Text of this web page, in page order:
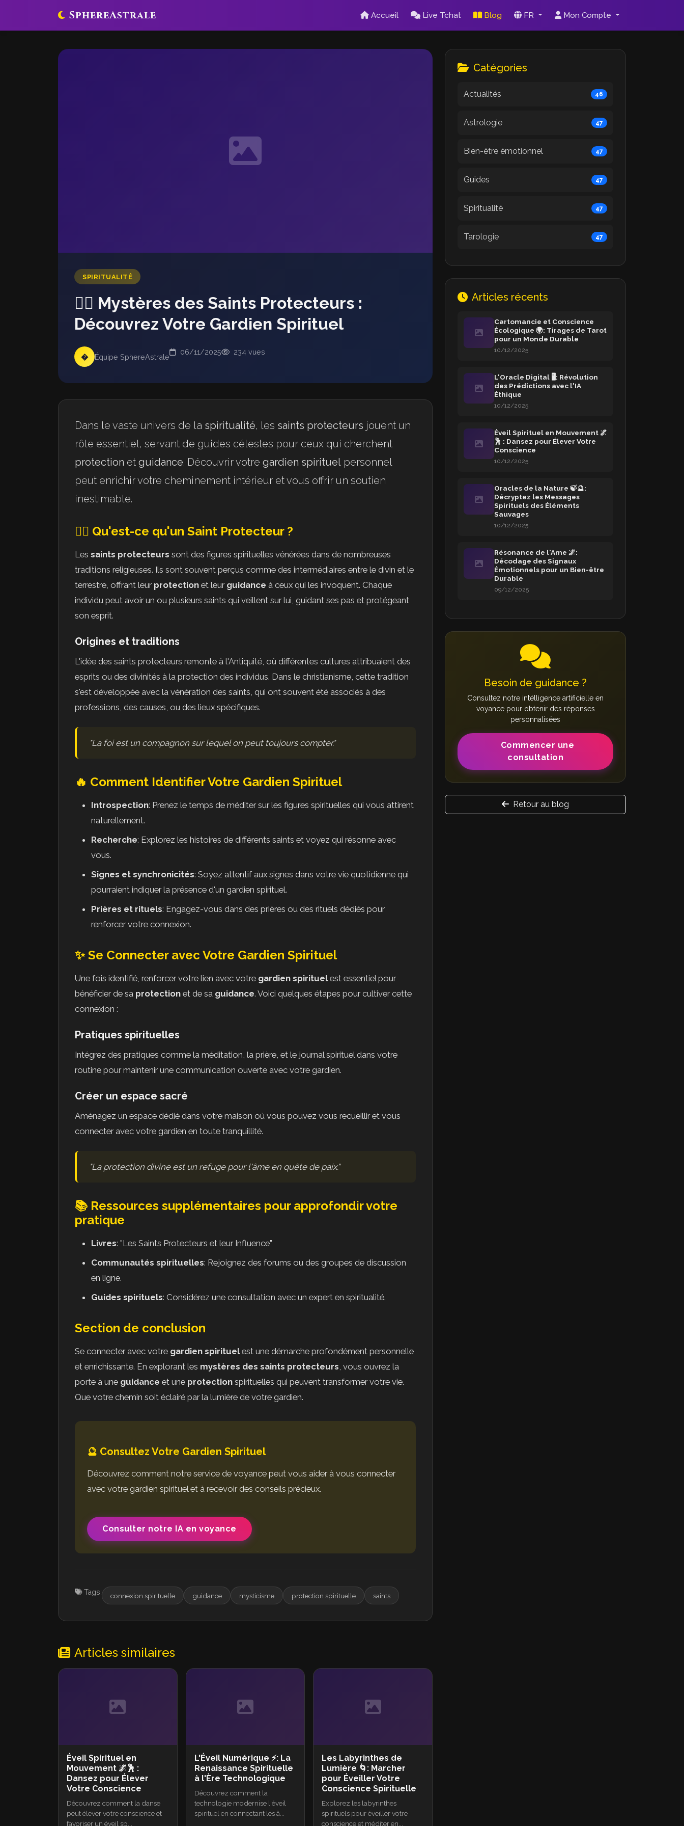
SphereAstrale Accueil Live Tchat Blog FR Mon Compte
SPIRITUALITÉ
🧙‍♀️ Mystères des Saints Protecteurs :
Découvrez Votre Gardien Spirituel
� Équipe SphereAstrale
06/11/2025 234 vues
Dans le vaste univers de la spiritualité, les saints protecteurs jouent un
rôle essentiel, servant de guides célestes pour ceux qui cherchent
protection et guidance. Découvrir votre gardien spirituel personnel
peut enrichir votre cheminement intérieur et vous offrir un soutien
inestimable.
🧙‍♀️ Qu'est-ce qu'un Saint Protecteur ?
Les saints protecteurs sont des figures spirituelles vénérées dans de nombreuses
traditions religieuses. Ils sont souvent perçus comme des intermédiaires entre le divin et le
terrestre, offrant leur protection et leur guidance à ceux qui les invoquent. Chaque
individu peut avoir un ou plusieurs saints qui veillent sur lui, guidant ses pas et protégeant
son esprit.
Origines et traditions
L'idée des saints protecteurs remonte à l'Antiquité, où différentes cultures attribuaient des
esprits ou des divinités à la protection des individus. Dans le christianisme, cette tradition
s'est développée avec la vénération des saints, qui ont souvent été associés à des
professions, des causes, ou des lieux spécifiques.
"La foi est un compagnon sur lequel on peut toujours compter."
🔥 Comment Identifier Votre Gardien Spirituel
Introspection: Prenez le temps de méditer sur les figures spirituelles qui vous attirent
naturellement.
Recherche: Explorez les histoires de différents saints et voyez qui résonne avec
vous.
Signes et synchronicités: Soyez attentif aux signes dans votre vie quotidienne qui
pourraient indiquer la présence d'un gardien spirituel.
Prières et rituels: Engagez-vous dans des prières ou des rituels dédiés pour
renforcer votre connexion.
✨ Se Connecter avec Votre Gardien Spirituel
Une fois identifié, renforcer votre lien avec votre gardien spirituelest essentiel pour
bénéficier de sa protection et de sa guidance. Voici quelques étapes pour cultiver cette
connexion :
Pratiques spirituelles
Intégrez des pratiques comme la méditation, la prière, et le journal spirituel dans votre
routine pour maintenir une communication ouverte avec votre gardien.
Créer un espace sacré
Aménagez un espace dédié dans votre maison où vous pouvez vous recueillir et vous
connecter avec votre gardien en toute tranquillité.
"La protection divine est un refuge pour l'âme en quête de paix."
📚 Ressources supplémentaires pour approfondir votre
pratique
Livres: "Les Saints Protecteurs et leur Influence"
Communautés spirituelles: Rejoignez des forums ou des groupes de discussion
en ligne.
Guides spirituels: Considérez une consultation avec un expert en spiritualité.
Section de conclusion
Se connecter avec votre gardien spirituelest une démarche profondément personnelle
et enrichissante. En explorant les mystères des saints protecteurs, vous ouvrez la
porte à une guidance et une protection spirituelles qui peuvent transformer votre vie.
Que votre chemin soit éclairé par la lumière de votre gardien.
🔮 Consultez Votre Gardien Spirituel
Découvrez comment notre service de voyance peut vous aider à vous connecter
avec votre gardien spirituel et à recevoir des conseils précieux.
Consulter notre IA en voyance
Tags: connexion spirituelle guidance mysticisme protection spirituelle saints
Articles similaires
Éveil Spirituel en
Mouvement 🌌🕺 :
Dansez pour Élever
Votre Conscience
Découvrez comment la danse
peut élever votre conscience et
favoriser un éveil sp...
L'Éveil Numérique ⚡: La
Renaissance Spirituelle
à l'Ère Technologique
Découvrez comment la
technologie modernise l'éveil
spirituel en connectant les â...
Les Labyrinthes de
Lumière 🌀: Marcher
pour Éveiller Votre
Conscience Spirituelle
Explorez les labyrinthes
spirituels pour éveiller votre
conscience et méditer en...
Catégories
Actualités 46
Astrologie 47
Bien-être émotionnel 47
Guides 47
Spiritualité 47
Tarologie 47
Articles récents
Cartomancie et Conscience
Écologique 🌍: Tirages de Tarot
pour un Monde Durable
10/12/2025
L'Oracle Digital 🖥️: Révolution
des Prédictions avec l'IA
Éthique
10/12/2025
Éveil Spirituel en Mouvement 🌌
🕺 : Dansez pour Élever Votre
Conscience
10/12/2025
Oracles de la Nature 🍃🔮:
Décryptez les Messages
Spirituels des Éléments
Sauvages
10/12/2025
Résonance de l'Ame 🌌:
Décodage des Signaux
Émotionnels pour un Bien-être
Durable
09/12/2025
Besoin de guidance ?
Consultez notre intélligence artificielle en
voyance pour obtenir des réponses
personnalisées
Commencer une
consultation
Retour au blog